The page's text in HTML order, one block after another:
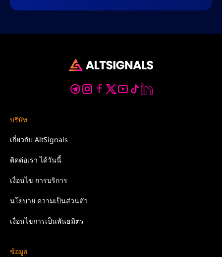
บริษัท
เกี่ยวกับ AltSignals
ติดต่อเราได้วันนี้
เงื่อนไข การบริการ
นโยบาย ความเป็นส่วนตัว
เงื่อนไขการเป็นพันธมิตร
ข้อมูล